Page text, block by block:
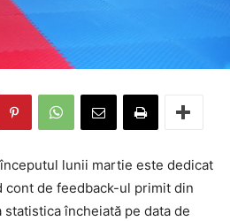
lunii martie este dedicat
cont de feedback-ul primit din
încheiată pe data de